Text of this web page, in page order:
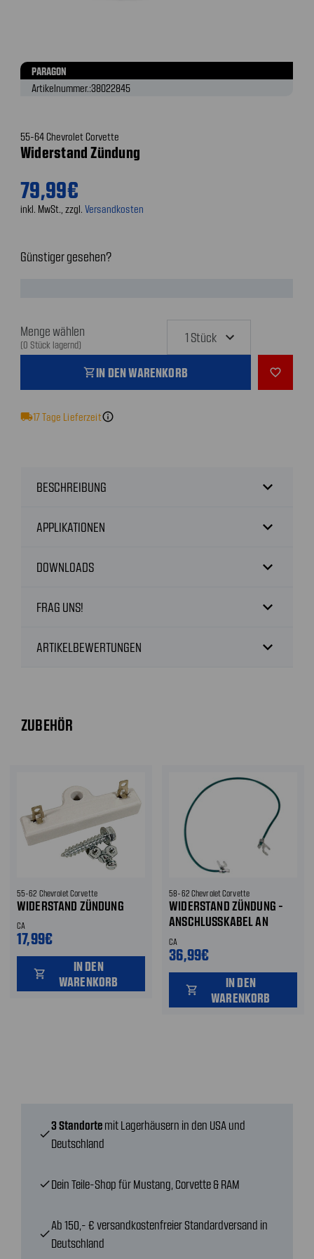
PARAGON
Artikelnummer.:38022845
55-64 Chevrolet Corvette
Widerstand Zündung
79,99€
inkl. MwSt., zzgl. Versandkosten
Günstiger gesehen?
Menge wählen
(0 Stück lagernd)
shopping_cartIN DEN WARENKORB favorite_outline
local_shipping17Tage Lieferzeitinfo
BESCHREIBUNG expand_more
APPLIKATIONEN expand_more
DOWNLOADS expand_more
FRAG UNS! expand_more
ARTIKELBEWERTUNGEN expand_more
ZUBEHÖR
55-62 Chevrolet Corvette
WIDERSTAND ZÜNDUNG
CA
17,99€
shopping_cart
IN DEN
WARENKORB
58-62 Chevrolet Corvette
WIDERSTAND ZÜNDUNG -
ANSCHLUSSKABEL AN
ZÜNDSPULE
CA
36,99€
shopping_cart
IN DEN
WARENKORB
check
3 Standorte mit Lagerhäusern in den USA und
Deutschland
checkDein Teile-Shop für Mustang, Corvette & RAM
check
Ab 150,- € versandkostenfreier Standardversand in
Deutschland